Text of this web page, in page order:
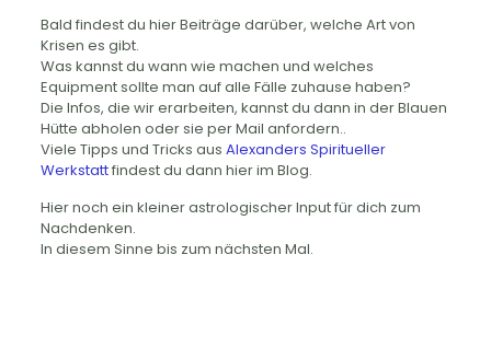
Bald findest du hier Beiträge darüber, welche Art von
Krisen es gibt.
Was kannst du wann wie machen und welches
Equipment sollte man auf alle Fälle zuhause haben?
Die Infos, die wir erarbeiten, kannst du dann in der Blauen
Hütte abholen oder sie per Mail anfordern..
Viele Tipps und Tricks aus Alexanders Spiritueller
Werkstattfindest du dann hier im Blog.
Hier noch ein kleiner astrologischer Input für dich zum
Nachdenken.
In diesem Sinne bis zum nächsten Mal.